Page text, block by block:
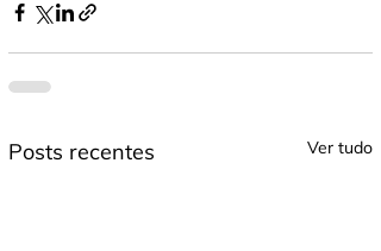
Posts recentes Ver tudo